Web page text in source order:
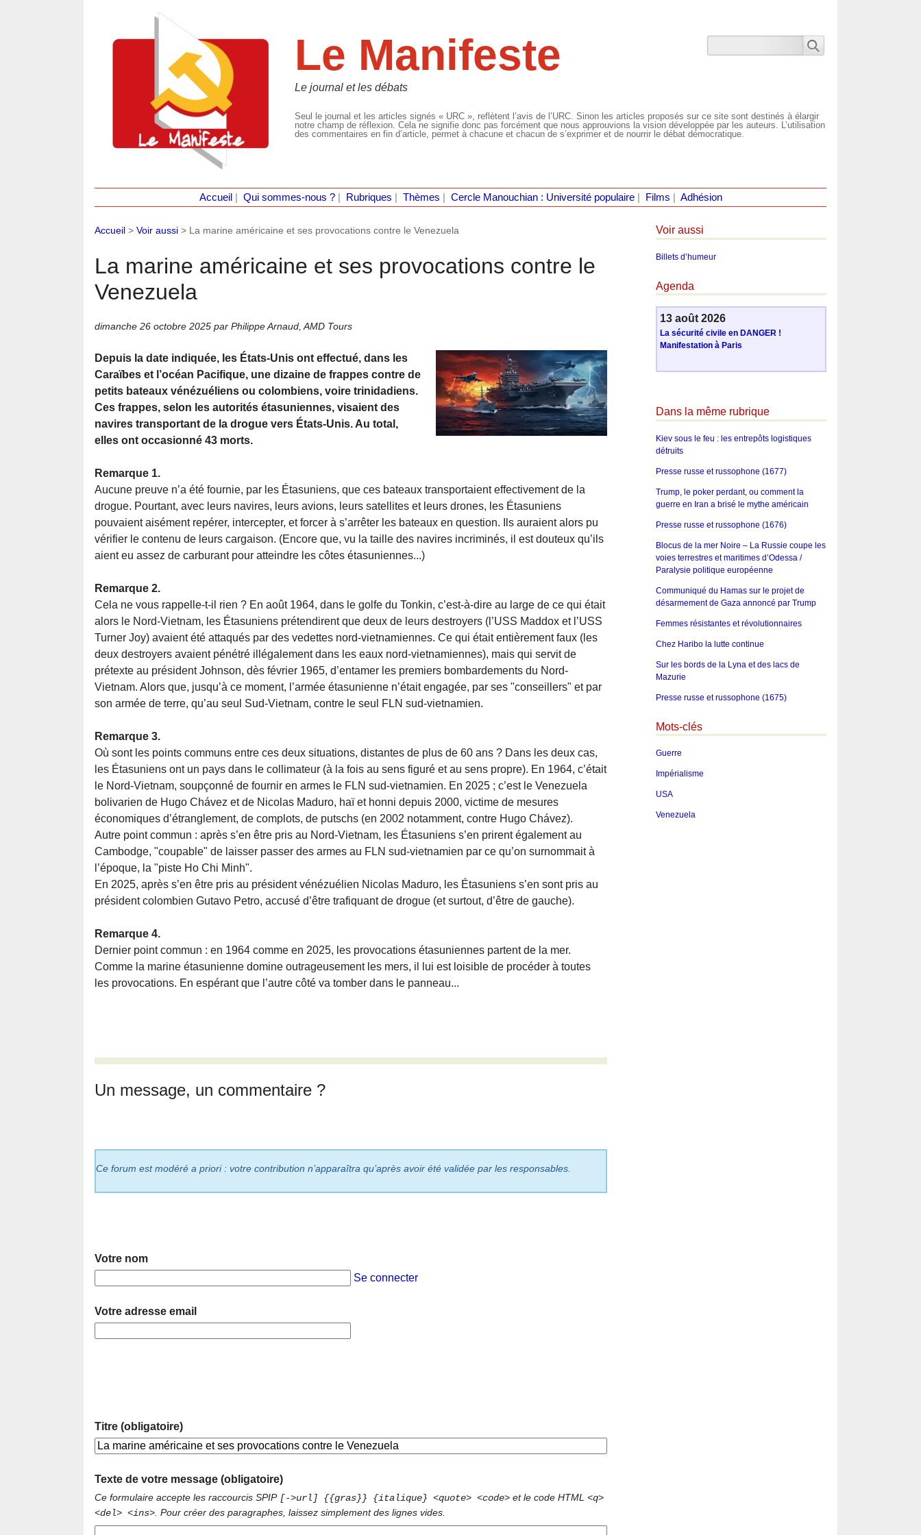
Le Manifeste
Le journal et les débats
Seul le journal et les articles signés « URC », reflètent l’avis de l’URC. Sinon les articles proposés sur ce site sont destinés à élargir
notre champ de réflexion. Cela ne signifie donc pas forcément que nous approuvions la vision développée par les auteurs. L’utilisation
des commentaires en fin d’article, permet à chacune et chacun de s’exprimer et de nourrir le débat démocratique.
Accueil Qui sommes-nous ?| Rubriques Thèmes Cercle Manouchian : Université populaire| Films Adhésion
Accueil > Voir aussi > La marine américaine et ses provocations contre le Venezuela
La marine américaine et ses provocations contre le
Venezuela
dimanche 26 octobre 2025 par Philippe Arnaud, AMD Tours
Depuis la date indiquée, les États-Unis ont effectué, dans les
Caraïbes et l’océan Pacifique, une dizaine de frappes contre de
petits bateaux vénézuéliens ou colombiens, voire trinidadiens.
Ces frappes, selon les autorités étasuniennes, visaient des
navires transportant de la drogue vers États-Unis. Au total,
elles ont occasionné 43 morts.
Remarque 1.
Aucune preuve n’a été fournie, par les Étasuniens, que ces bateaux transportaient effectivement de la
drogue. Pourtant, avec leurs navires, leurs avions, leurs satellites et leurs drones, les Étasuniens
pouvaient aisément repérer, intercepter, et forcer à s’arrêter les bateaux en question. Ils auraient alors pu
vérifier le contenu de leurs cargaison. (Encore que, vu la taille des navires incriminés, il est douteux qu’ils
aient eu assez de carburant pour atteindre les côtes étasuniennes...)
Remarque 2.
Cela ne vous rappelle-t-il rien ? En août 1964, dans le golfe du Tonkin, c’est-à-dire au large de ce qui était
alors le Nord-Vietnam, les Étasuniens prétendirent que deux de leurs destroyers (l’USS Maddox et l’USS
Turner Joy) avaient été attaqués par des vedettes nord-vietnamiennes. Ce qui était entièrement faux (les
deux destroyers avaient pénétré illégalement dans les eaux nord-vietnamiennes), mais qui servit de
prétexte au président Johnson, dès février 1965, d’entamer les premiers bombardements du Nord-
Vietnam. Alors que, jusqu’à ce moment, l’armée étasunienne n’était engagée, par ses "conseillers" et par
son armée de terre, qu’au seul Sud-Vietnam, contre le seul FLN sud-vietnamien.
Remarque 3.
Où sont les points communs entre ces deux situations, distantes de plus de 60 ans ? Dans les deux cas,
les Étasuniens ont un pays dans le collimateur (à la fois au sens figuré et au sens propre). En 1964, c’était
le Nord-Vietnam, soupçonné de fournir en armes le FLN sud-vietnamien. En 2025 ; c’est le Venezuela
bolivarien de Hugo Chávez et de Nicolas Maduro, haï et honni depuis 2000, victime de mesures
économiques d’étranglement, de complots, de putschs (en 2002 notamment, contre Hugo Chávez).
Autre point commun : après s’en être pris au Nord-Vietnam, les Étasuniens s’en prirent également au
Cambodge, "coupable" de laisser passer des armes au FLN sud-vietnamien par ce qu’on surnommait à
l’époque, la "piste Ho Chi Minh".
En 2025, après s’en être pris au président vénézuélien Nicolas Maduro, les Étasuniens s’en sont pris au
président colombien Gutavo Petro, accusé d’être trafiquant de drogue (et surtout, d’être de gauche).
Remarque 4.
Dernier point commun : en 1964 comme en 2025, les provocations étasuniennes partent de la mer.
Comme la marine étasunienne domine outrageusement les mers, il lui est loisible de procéder à toutes
les provocations. En espérant que l’autre côté va tomber dans le panneau...
Un message, un commentaire ?
Ce forum est modéré a priori : votre contribution n’apparaîtra qu’après avoir été validée par les responsables.
Votre nom
Se connecter
Votre adresse email
Titre (obligatoire)
Texte de votre message (obligatoire)
Ce formulaire accepte les raccourcis SPIP [->url] {{gras}} {italique} <quote> <code> et le code HTML <q>
<del> <ins> . Pour créer des paragraphes, laissez simplement des lignes vides.
Voir aussi
Billets d’humeur
Agenda
13 août 2026
La sécurité civile en DANGER !
Manifestation à Paris
Dans la même rubrique
Kiev sous le feu : les entrepôts logistiques
détruits
Presse russe et russophone (1677)
Trump, le poker perdant, ou comment la
guerre en Iran a brisé le mythe américain
Presse russe et russophone (1676)
Blocus de la mer Noire – La Russie coupe les
voies terrestres et maritimes d’Odessa /
Paralysie politique européenne
Communiqué du Hamas sur le projet de
désarmement de Gaza annoncé par Trump
Femmes résistantes et révolutionnaires
Chez Haribo la lutte continue
Sur les bords de la Lyna et des lacs de
Mazurie
Presse russe et russophone (1675)
Mots-clés
Guerre
Impérialisme
USA
Venezuela